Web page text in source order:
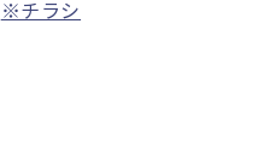
※チラシ